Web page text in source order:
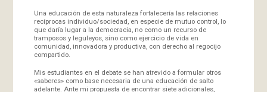
Una educación de esta naturaleza fortalecería las relaciones
recíprocas individuo/sociedad, en especie de mutuo control, lo
que daría lugar a la democracia, no como un recurso de
tramposos y leguleyos, sino como ejercicio de vida en
comunidad, innovadora y productiva, con derecho al regocijo
compartido.
Mis estudiantes en el debate se han atrevido a formular otros
«saberes» como base necesaria de una educación de salto
adelante. Ante mi propuesta de encontrar siete adicionales,